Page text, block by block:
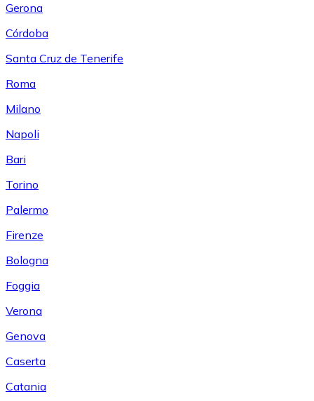
Gerona
Córdoba
Santa Cruz de Tenerife
Roma
Milano
Napoli
Bari
Torino
Palermo
Firenze
Bologna
Foggia
Verona
Genova
Caserta
Catania